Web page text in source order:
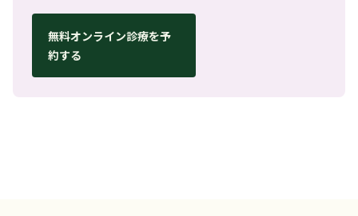
無料オンライン診療を予
約する